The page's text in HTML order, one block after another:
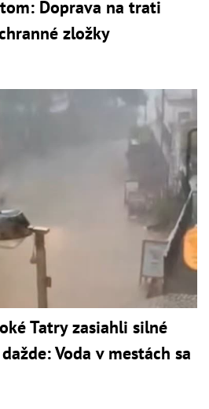
Doprava na trati
zložky
Tatry zasiahli silné
Voda v mestách sa